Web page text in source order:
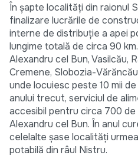
În șapte localități din raionul
finalizare lucrările de
interne de distribuție a apei
lungime totală de circa 90
Alexandru cel Bun, Vasilcău,
Cremene, Slobozia-
unde locuiesc peste 10 mii
anului trecut, serviciul de
accesibil pentru circa 700 de
Alexandru cel Bun. În anul
celelalte șase localități
potabilă din râul Nistru.